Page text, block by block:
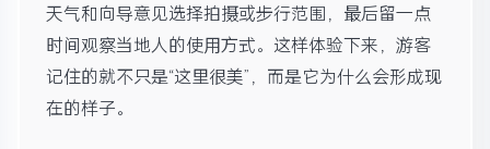
天气和向导意见选择拍摄或步行范围，最后留一点
时间观察当地人的使用方式。这样体验下来，游客
记住的就不只是“这里很美”，而是它为什么会形成现
在的样子。